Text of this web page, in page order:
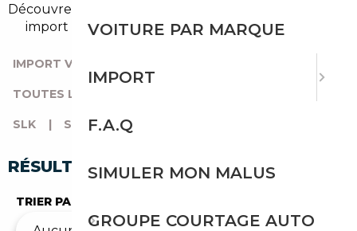
Découvrez un grand choix d'annonces disponibles en
import avec l'accompagnement Courtage Auto.
IMPORT VOITURE
TOUTES LES OCCASIONS
SLK | SLK-300
RÉSULTATS DE VOTRE RECHERCHE
TRIER PAR
VOITURE PAR MARQUE
IMPORT
F.A.Q
SIMULER MON MALUS
GROUPE COURTAGE AUTO